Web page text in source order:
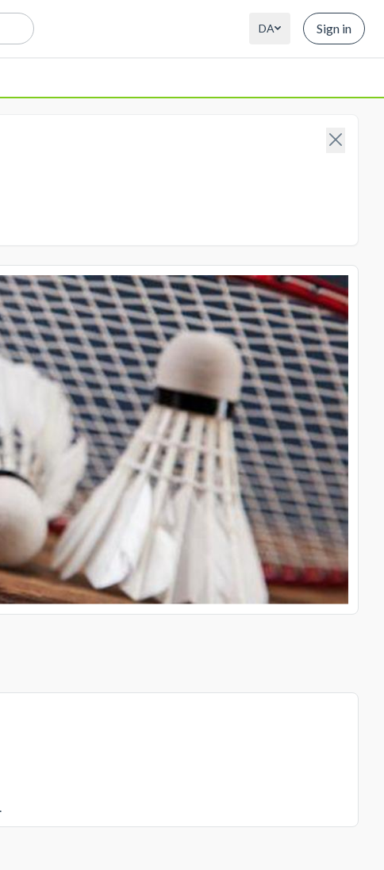
DA Sign in